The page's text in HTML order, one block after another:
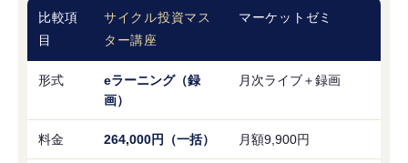
比較項
目
サイクル投資マス
ター講座
マーケットゼミ
形式
eラーニング（録
画）
月次ライブ＋録画
料金 264,000円（一括） 月額9,900円